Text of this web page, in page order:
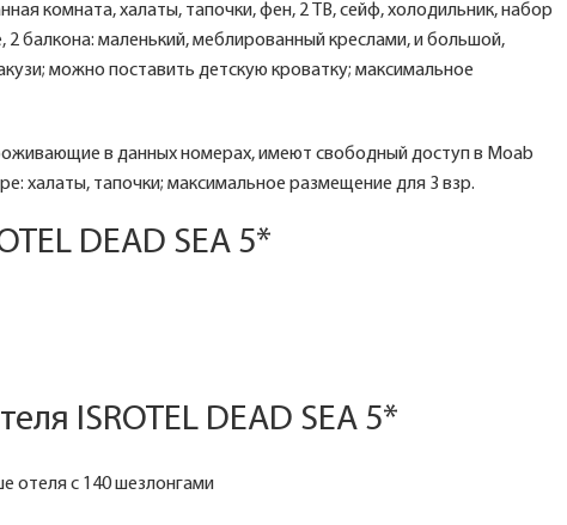
комната, халаты, тапочки, фен, 2 ТВ, сейф, холодильник, набор
2 балкона: маленький, меблированный креслами, и большой,
можно поставить детскую кроватку; максимальное
в данных номерах, имеют свободный доступ в Moab
халаты, тапочки; максимальное размещение для 3 взр.
DEAD SEA 5*
ISROTEL DEAD SEA 5*
отеля с 140 шезлонгами